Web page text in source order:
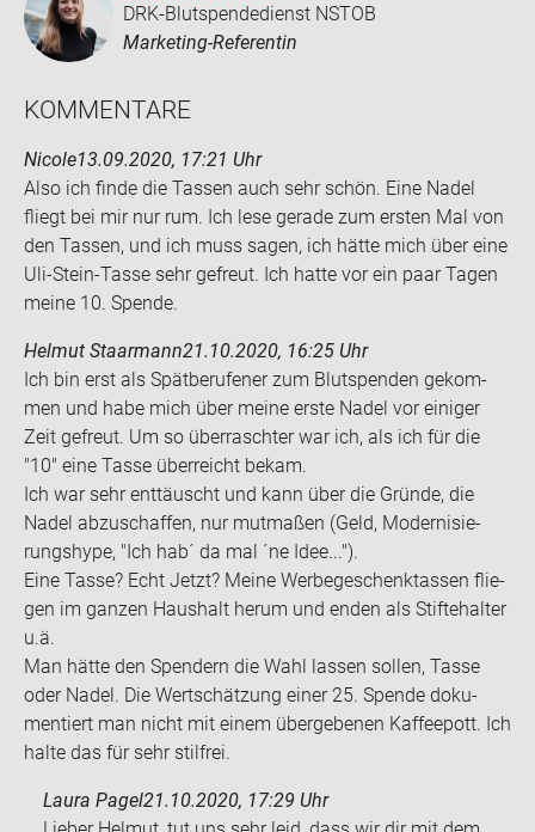
DRK-Blutspendedienst NSTOB
Marketing-Referentin
KOM­MEN­TA­RE
Nicole13.09.2020, 17:21 Uhr
Also ich finde die Tas­sen auch sehr schön. Eine Nadel
fliegt bei mir nur rum. Ich lese ge­ra­de zum ers­ten Mal von
den Tas­sen, und ich muss sagen, ich hätte mich über eine
Uli-​Stein-Tasse sehr ge­freut. Ich hatte vor ein paar Tagen
meine 10. Spen­de.
Helmut Staarmann21.10.2020, 16:25 Uhr
Ich bin erst als Spät­be­ru­fe­ner zum Blut­spen­den ge­kom­
men und habe mich über meine erste Nadel vor ei­ni­ger
Zeit ge­freut. Um so über­rasch­ter war ich, als ich für die
"10" eine Tasse über­reicht bekam.
Ich war sehr ent­täuscht und kann über die Grün­de, die
Nadel ab­zu­schaf­fen, nur mut­ma­ßen (Geld, Mo­der­ni­sie­
rungs­hype, "Ich hab´ da mal ´ne Idee...").
Eine Tasse? Echt Jetzt? Meine Wer­be­ge­schenk­tas­sen flie­
gen im gan­zen Haus­halt herum und enden als Stifte­hal­ter
u.ä.
Man hätte den Spen­dern die Wahl las­sen sol­len, Tasse
oder Nadel. Die Wert­schät­zung einer 25. Spen­de do­ku­
men­tiert man nicht mit einem über­ge­be­nen Kaf­fee­pott. Ich
halte das für sehr stilfrei.
Laura Pagel21.10.2020, 17:29 Uhr